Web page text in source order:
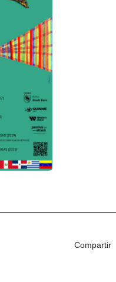
Compartir